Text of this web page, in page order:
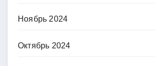
Ноябрь 2024
Октябрь 2024